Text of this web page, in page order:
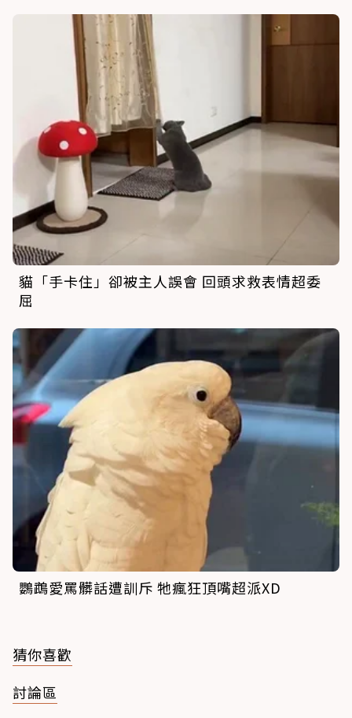
貓「手卡住」卻被主人誤會 回頭求救表情超委
屈
鸚鵡愛罵髒話遭訓斥 牠瘋狂頂嘴超派XD
猜你喜歡
討論區